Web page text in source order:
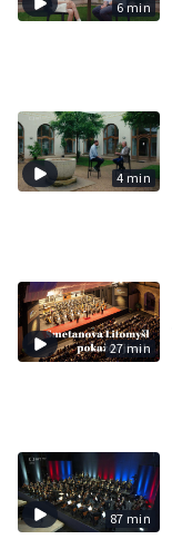
6 min
4 min
27 min
87 min